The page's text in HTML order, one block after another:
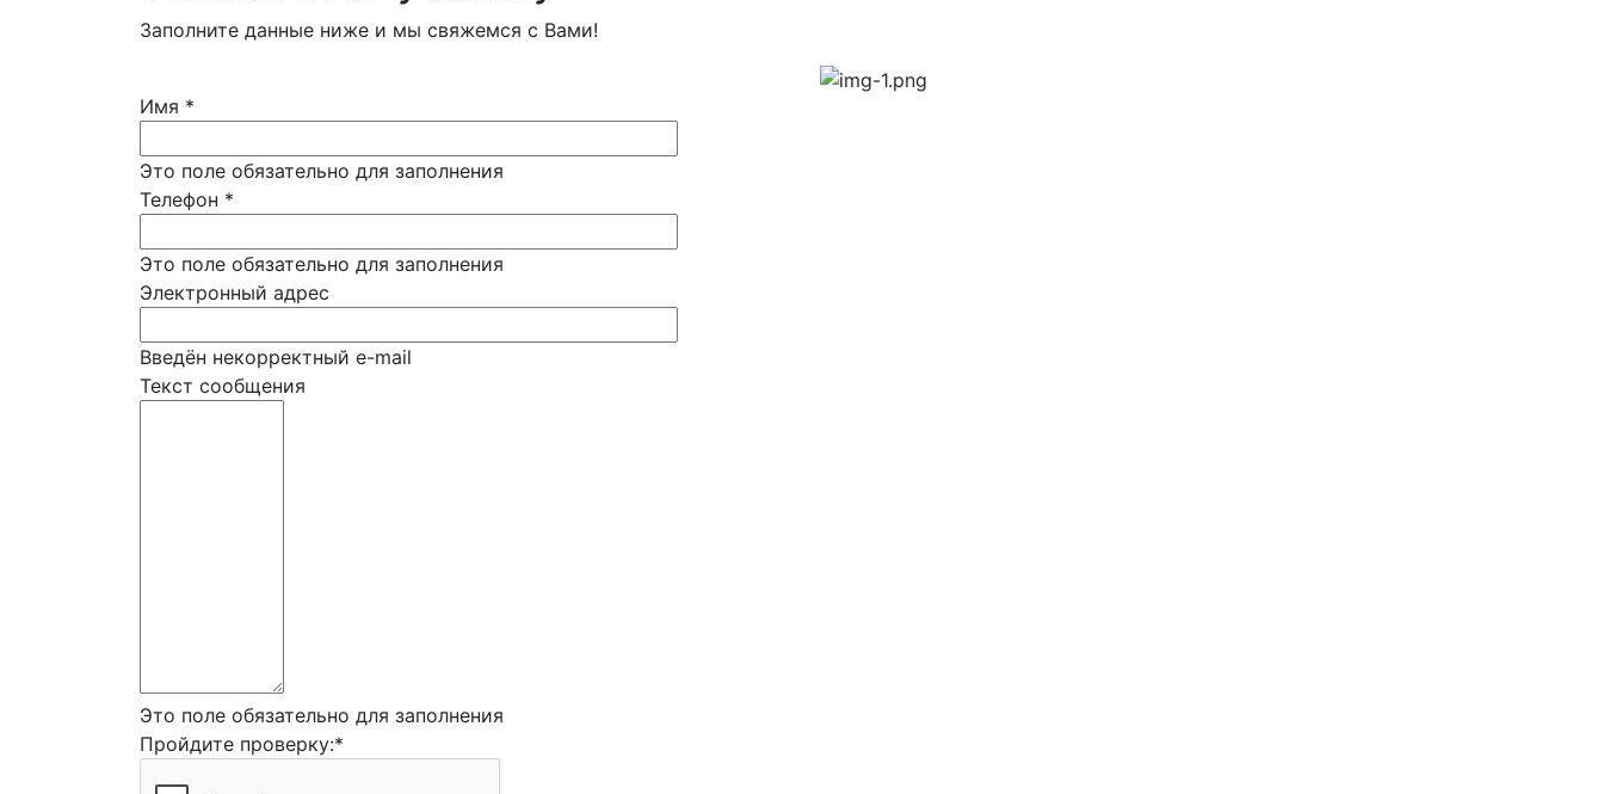
Заполните данные ниже и мы свяжемся с Вами!
Имя *
Это поле обязательно для заполнения
Телефон *
Это поле обязательно для заполнения
Электронный адрес
Введён некорректный e-mail
Текст сообщения
Это поле обязательно для заполнения
Пройдите проверку:*